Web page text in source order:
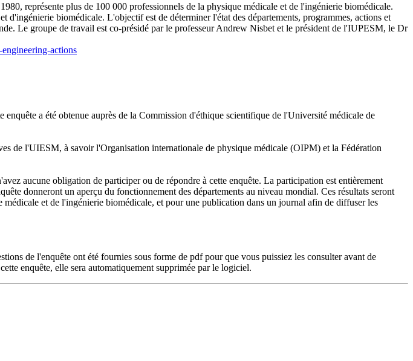
représente plus de 100 000 professionnels de la physique médicale et de l'ingénierie biomédicale.
biomédicale. L'objectif est de déterminer l'état des départements, programmes, actions et
Le groupe de travail est co-présidé par le professeur Andrew Nisbet et le président de l'IUPESM, le Dr
actions
a été obtenue auprès de la Commission d'éthique scientifique de l'Université médicale de
de l'UIESM, à savoir l'Organisation internationale de physique médicale (OIPM) et la Fédération
aucune obligation de participer ou de répondre à cette enquête. La participation est entièrement
donneront un aperçu du fonctionnement des départements au niveau mondial. Ces résultats seront
et de l'ingénierie biomédicale, et pour une publication dans un journal afin de diffuser les
de l'enquête ont été fournies sous forme de pdf pour que vous puissiez les consulter avant de
enquête, elle sera automatiquement supprimée par le logiciel.